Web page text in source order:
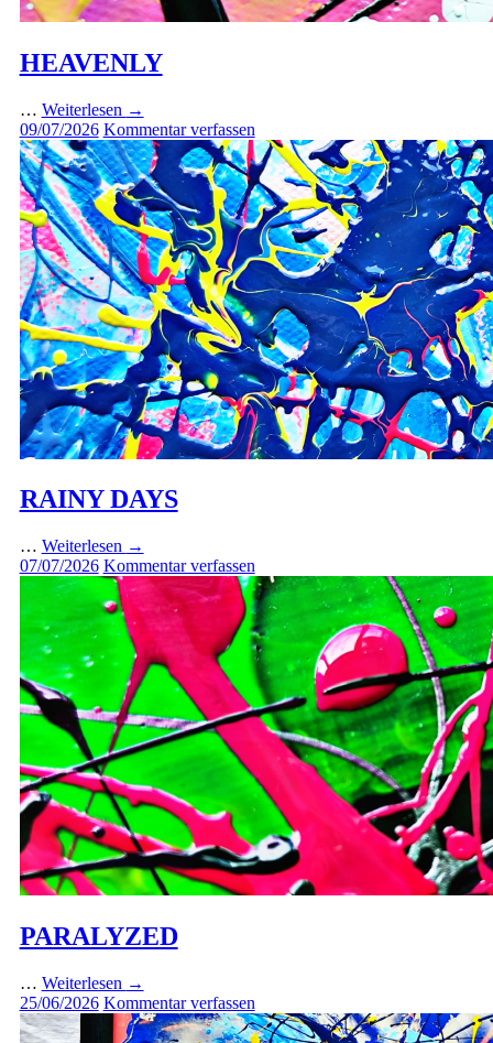
HEAVENLY
… Weiterlesen →
09/07/2026 Kommentar verfassen
RAINY DAYS
… Weiterlesen →
07/07/2026 Kommentar verfassen
PARALYZED
… Weiterlesen →
25/06/2026 Kommentar verfassen